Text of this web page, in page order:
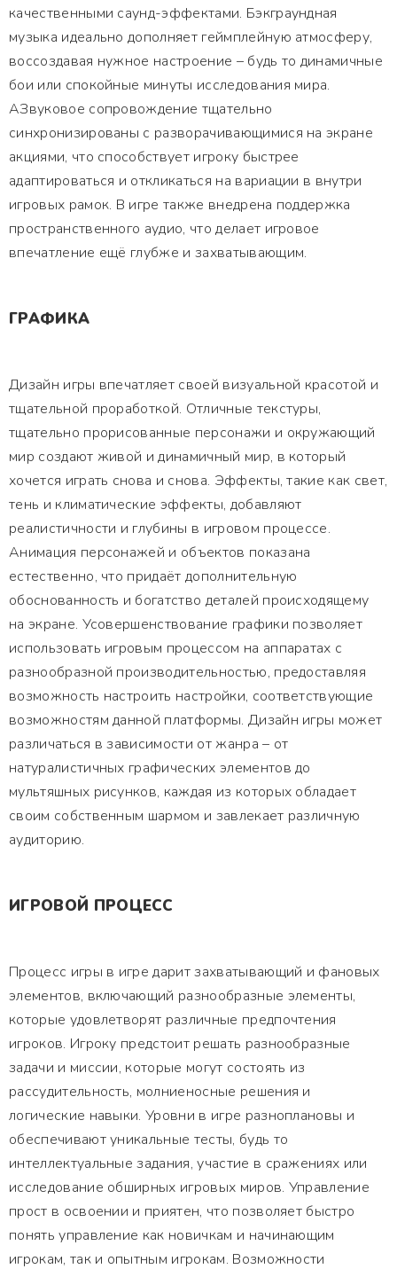
качественными саунд-эффектами. Бэкграундная
музыка идеально дополняет геймплейную атмосферу,
воссоздавая нужное настроение – будь то динамичные
бои или спокойные минуты исследования мира.
АЗвуковое сопровождение тщательно
синхронизированы с разворачивающимися на экране
акциями, что способствует игроку быстрее
адаптироваться и откликаться на вариации в внутри
игровых рамок. В игре также внедрена поддержка
пространственного аудио, что делает игровое
впечатление ещё глубже и захватывающим.
ГРАФИКА
Дизайн игры впечатляет своей визуальной красотой и
тщательной проработкой. Отличные текстуры,
тщательно прорисованные персонажи и окружающий
мир создают живой и динамичный мир, в который
хочется играть снова и снова. Эффекты, такие как свет,
тень и климатические эффекты, добавляют
реалистичности и глубины в игровом процессе.
Анимация персонажей и объектов показана
естественно, что придаёт дополнительную
обоснованность и богатство деталей происходящему
на экране. Усовершенствование графики позволяет
использовать игровым процессом на аппаратах с
разнообразной производительностью, предоставляя
возможность настроить настройки, соответствующие
возможностям данной платформы. Дизайн игры может
различаться в зависимости от жанра – от
натуралистичных графических элементов до
мультяшных рисунков, каждая из которых обладает
своим собственным шармом и завлекает различную
аудиторию.
ИГРОВОЙ ПРОЦЕСС
Процесс игры в игре дарит захватывающий и фановых
элементов, включающий разнообразные элементы,
которые удовлетворят различные предпочтения
игроков. Игроку предстоит решать разнообразные
задачи и миссии, которые могут состоять из
рассудительность, молниеносные решения и
логические навыки. Уровни в игре разноплановы и
обеспечивают уникальные тесты, будь то
интеллектуальные задания, участие в сражениях или
исследование обширных игровых миров. Управление
прост в освоении и приятен, что позволяет быстро
понять управление как новичкам и начинающим
игрокам, так и опытным игрокам. Возможности